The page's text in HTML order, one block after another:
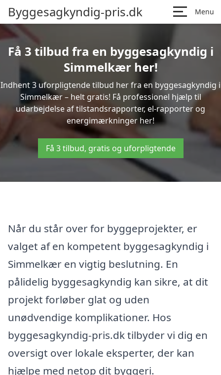
Byggesagkyndig-pris.dk Menu
Få 3 tilbud fra en byggesagkyndig i
Simmelkær her!
Indhent 3 uforpligtende tilbud her fra en byggesagkyndig i
Simmelkær – helt gratis! Få professionel hjælp til
udarbejdelse af tilstandsrapporter, el-rapporter og
energimærkninger her!
Få 3 tilbud, gratis og uforpligtende
Når du står over for byggeprojekter, er
valget af en kompetent byggesagkyndig i
Simmelkær en vigtig beslutning. En
pålidelig byggesagkyndig kan sikre, at dit
projekt forløber glat og uden
unødvendige komplikationer. Hos
byggesagkyndig-pris.dk tilbyder vi dig en
oversigt over lokale eksperter, der kan
hjælpe med netop dit byggeri.